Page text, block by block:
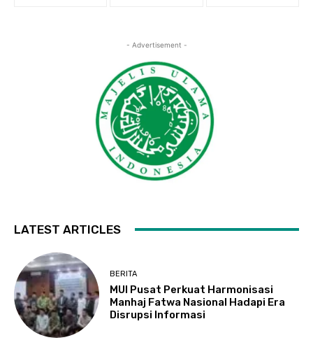
- Advertisement -
LATEST ARTICLES
BERITA
MUI Pusat Perkuat Harmonisasi
Manhaj Fatwa Nasional Hadapi Era
Disrupsi Informasi